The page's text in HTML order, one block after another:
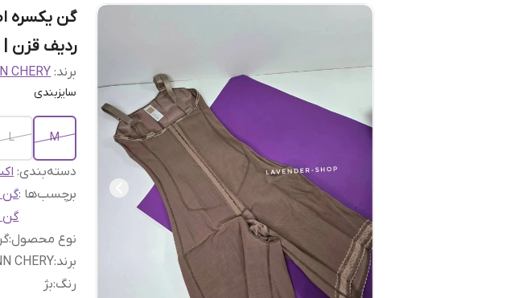
ردیف قزن |
برند: CHERY
سایزبندی
M
L
دسته‌بندی:
برچسب‌ها :گن
گن
نوع محصول:
برند:
CHERY
رنگ:بژ